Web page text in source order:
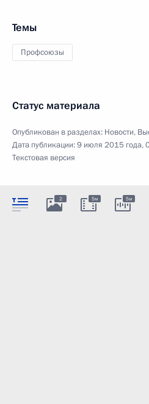
Темы
Профсоюзы
Статус материала
Опубликован в разделах: Новости,
Дата публикации:9 июля 2015 года,
Текстовая версия
2 5м 5м